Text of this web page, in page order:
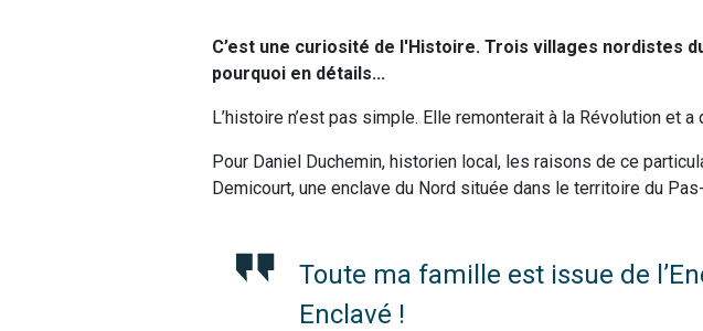
C’est une curiosité de l'Histoire. Trois villages nordistes
pourquoi en détails...
L’histoire n’est pas simple. Elle remonterait à la Révolution et
Pour Daniel Duchemin, historien local, les raisons de ce
Demicourt, une enclave du Nord située dans le territoire du
Toute ma famille est issue de
Enclavé !